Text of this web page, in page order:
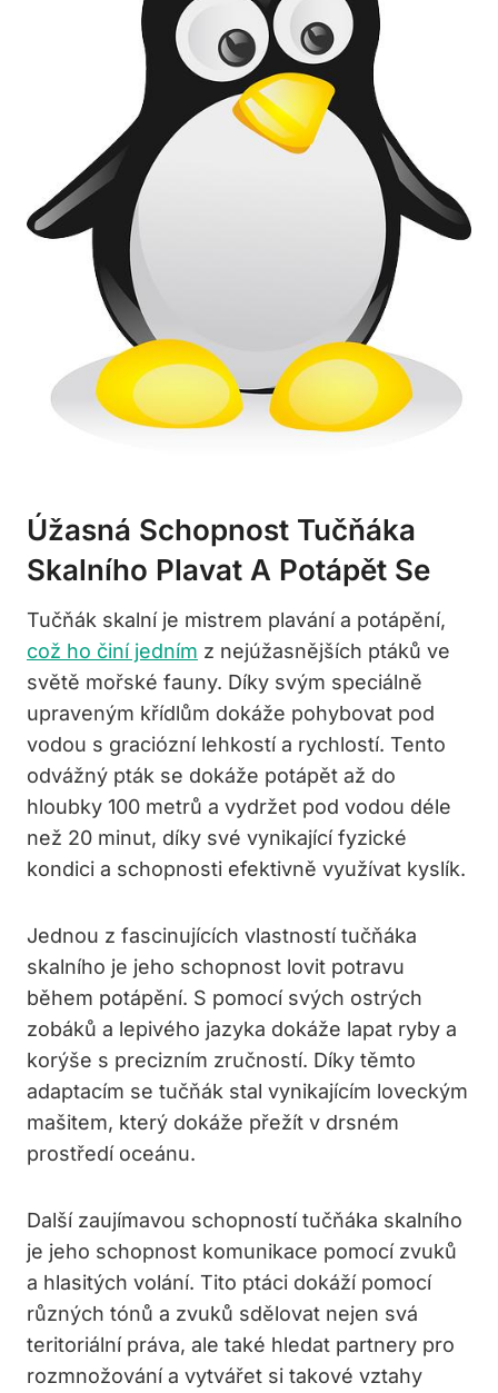
Úžasná Schopnost Tučňáka
Skalního Plavat A Potápět Se
Tučňák skalní je mistrem plavání a potápění,
což ho činí jedním z nejúžasnějších ptáků ve
světě mořské fauny. Díky svým speciálně
upraveným křídlům dokáže pohybovat pod
vodou s graciózní lehkostí a rychlostí. Tento
odvážný pták se dokáže potápět až do
hloubky 100 metrů a vydržet pod vodou déle
než 20 minut, díky své vynikající fyzické
kondici a schopnosti efektivně využívat kyslík.
Jednou z fascinujících vlastností tučňáka
skalního je jeho schopnost lovit potravu
během potápění. S pomocí svých ostrých
zobáků a lepivého jazyka dokáže lapat ryby a
korýše s precizním zručností. Díky těmto
adaptacím se tučňák stal vynikajícím loveckým
mašitem, který dokáže přežít v drsném
prostředí oceánu.
Další zaujímavou schopností tučňáka skalního
je jeho schopnost komunikace pomocí zvuků
a hlasitých volání. Tito ptáci dokáží pomocí
různých tónů a zvuků sdělovat nejen svá
teritoriální práva, ale také hledat partnery pro
rozmnožování a vytvářet si takové vztahy